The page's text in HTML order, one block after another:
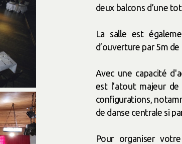
deux balcons d’une
La salle est
d’ouverture par 5m
Avec une capacité
est l’atout majeur
configurations,
de danse centrale si
Pour organiser